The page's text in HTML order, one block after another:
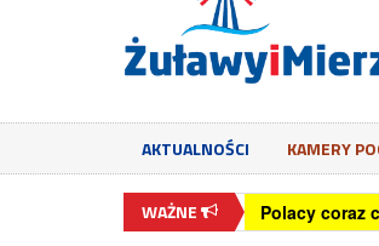
AKTUALNOŚCI KAMERY
WAŻNE 65,5 proc.